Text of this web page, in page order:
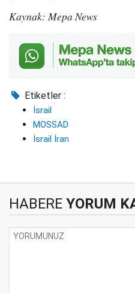
Kaynak: Mepa News
Etiketler :
İsrail
MOSSAD
İsrail İran
HABERE YORUM